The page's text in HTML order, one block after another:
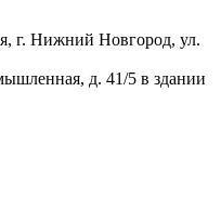
г. Нижний Новгород, ул.
д. 41/5 в здании